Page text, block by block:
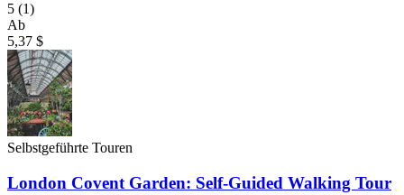
5 (1)
Ab
5,37 $
Selbstgeführte Touren
London Covent Garden: Self-Guided Walking Tour